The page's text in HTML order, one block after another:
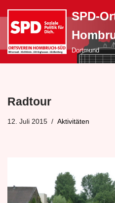
Zum
springen
SPD-
Dortmund
Radtour
12. Juli 2015 Aktivitäten